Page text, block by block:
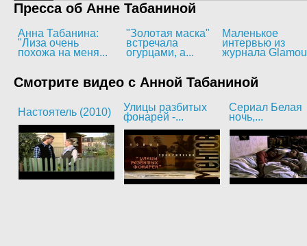
Пресса об Анне Табаниной
Анна Табанина:
"Лиза очень
похожа на меня...
"Золотая маска"
встречала
огурцами, а...
Маленькое
интервью из
журнала
Смотрите видео с Анной Табаниной
Настоятель (2010)
Улицы разбитых
фонарей -...
Сериал Белая
ночь,...